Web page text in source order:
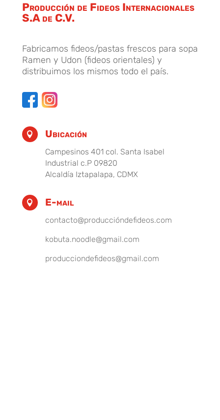
Producción de Fideos Internacionales
S.A de C.V.
Fabricamos fideos/pastas frescos para sopa
Ramen y Udon (fideos orientales) y
distribuimos los mismos todo el país.
 Ubicación
Campesinos 401 col. Santa Isabel
Industrial c.P 09820
Alcaldía Iztapalapa, CDMX
 E-mail
contacto@produccióndefideos.com
kobuta.noodle@gmail.com
producciondefideos@gmail.com